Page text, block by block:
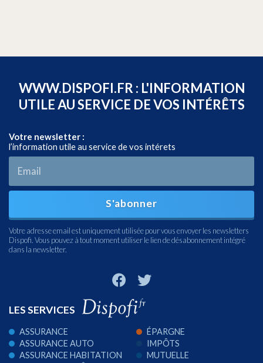
WWW.DISPOFI.FR : L'INFORMATION
UTILE AU SERVICE DE VOS INTÉRÊTS
Votre newsletter :
l’information utile au service de vos intérets
S'abonner
Votre adresse email est uniquement utilisée pour vous envoyer les newsletters
Dispofi. Vous pouvez à tout moment utiliser le lien de désabonnement intégré
dans la newsletter.
LES SERVICES
ASSURANCE
ASSURANCE AUTO
ASSURANCE HABITATION
ÉPARGNE
IMPÔTS
MUTUELLE